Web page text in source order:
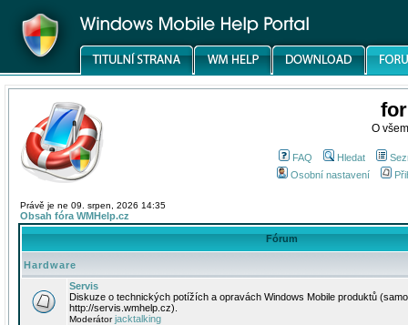
O
FAQ Hledat
Osobní nastavení
Právě je ne 09. srpen, 2026 14:35
Obsah fóra WMHelp.cz
Fórum
Hardware
Servis
Diskuze o technických potížích a opravách Windows Mobile produktů
http://servis.wmhelp.cz).
Moderátorjacktalking